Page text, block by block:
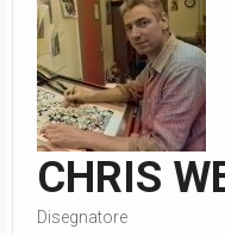
CHRIS
Disegnatore